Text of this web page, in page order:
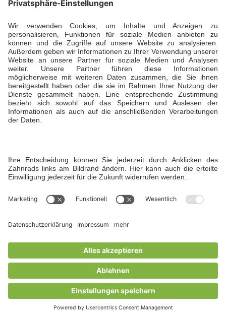
Eingabemaske dient uns zur
Bearbeitung der Kontaktaufnahme und
zur Verhinderung des Missbrauchs des
Kontaktformulars.
Die Daten werden gelöscht, sobald sie
für die Erreichung des Zweckes ihrer
Erhebung nicht mehr erforderlich sind.
Für die personenbezogenen Daten aus
der Eingabemaske des
dann der Fall, wenn die jeweilige
Korrespondenz beendet ist.
Der Nutzer hat jederzeit die
Möglichkeit, der Verarbeitung seiner
widersprechen. In einem solchen Fall
kann die Korrespondenz nicht
fortgeführt werden. Senden Sie uns
bitte Ihren Löschwunsch via E-Mail an
datenschutz@hofgut-liederbach.de.
Alle personenbezogenen Daten, die im
Zuge der Kontaktaufnahme